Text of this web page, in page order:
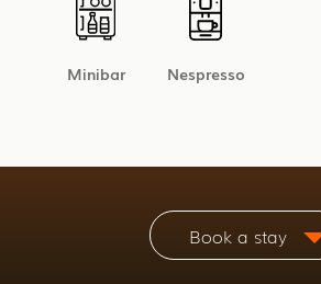
Minibar Nespresso
Book a stay